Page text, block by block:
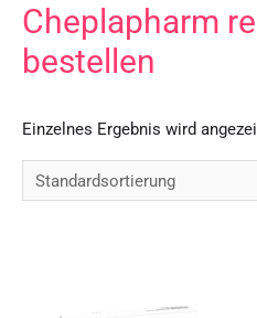
Cheplapharm
bestellen
Einzelnes Ergebnis wird